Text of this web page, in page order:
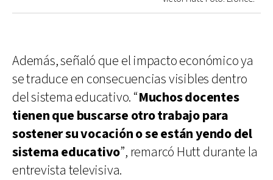
Además, señaló que el impacto económico ya
se traduce en consecuencias visibles dentro
del sistema educativo. “Muchos docentes
tienen que buscarse otro trabajo para
sostener su vocación o se están yendo del
sistema educativo”, remarcó Hutt durante la
entrevista televisiva.